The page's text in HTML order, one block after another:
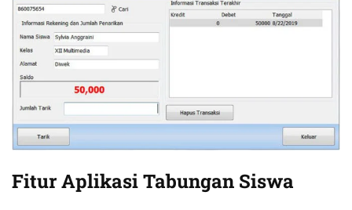
Fitur Aplikasi Tabungan Siswa